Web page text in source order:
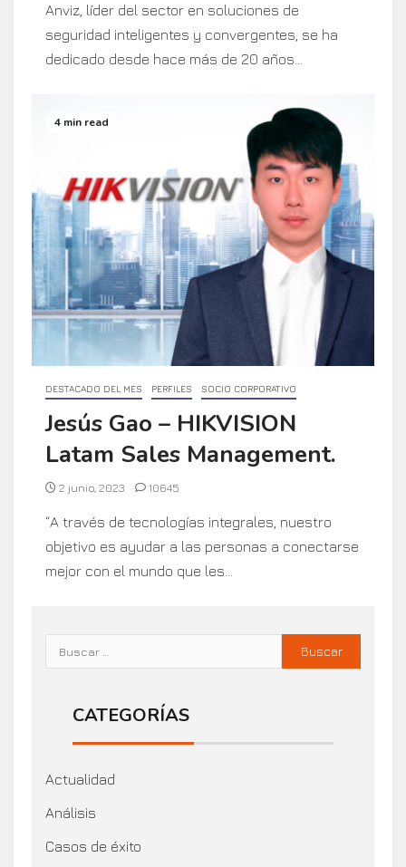
Anviz, líder del sector en soluciones de
seguridad inteligentes y convergentes, se ha
dedicado desde hace más de 20 años...
4 min read
DESTACADO DEL MES PERFILES SOCIO CORPORATIVO
Jesús Gao – HIKVISION
Latam Sales Management.
2 junio, 2023 10645
“A través de tecnologías integrales, nuestro
objetivo es ayudar a las personas a conectarse
mejor con el mundo que les...
CATEGORÍAS
Actualidad
Análisis
Casos de éxito